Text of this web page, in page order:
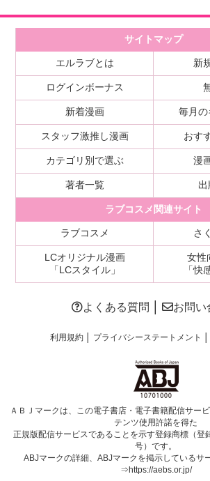
サイトマップ
エルラブとは 新
ログインボーナス
新着漫画 毎月の
スタッフ激推し漫画 おす
カテゴリ別で選ぶ 漫
著者一覧
ラブコスメ関連サイト
ラブコスメ さ
LCオリジナル漫画
「LCスタイル」
女性
「快
よくある質問 お問い
利用規約│ プライバシーステートメント
ＡＢＪマークは、この電子書店・電子書籍配信サー
テンツ使用許諾を得た
正規版配信サービスであることを示す登録商標（登
号）です。
ABJマークの詳細、ABJマークを掲示しているサ
⇒https://aebs.or.jp/